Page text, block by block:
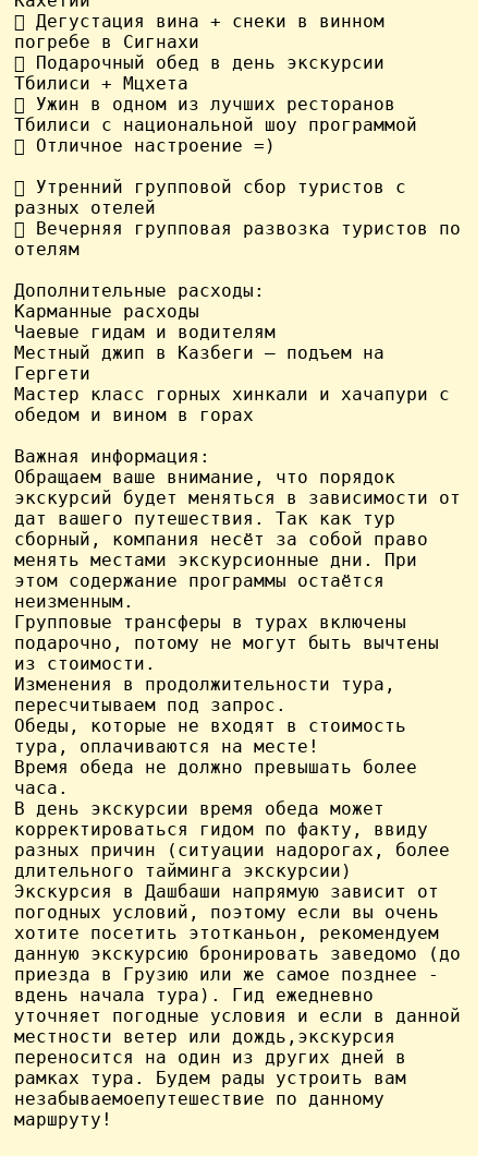
 Дегустация вина + снеки в винном
погребе в Сигнахи
 Подарочный обед в день экскурсии
Тбилиси + Мцхета
 Ужин в одном из лучших ресторанов
Тбилиси с национальной шоу программой
 Отличное настроение =)
 Утренний групповой сбор туристов с
разных отелей
 Вечерняя групповая развозка туристов по
отелям
Дополнительные расходы:
Карманные расходы
Чаевые гидам и водителям
Местный джип в Казбеги – подъем на
Гергети
Мастер класс горных хинкали и хачапури с
обедом и вином в горах
Важная информация:
Обращаем ваше внимание, что порядок
экскурсий будет меняться в зависимости от
дат вашего путешествия. Так как тур
сборный, компания несёт за собой право
менять местами экскурсионные дни. При
этом содержание программы остаётся
неизменным.
Групповые трансферы в турах включены
подарочно, потому не могут быть вычтены
из стоимости.
Изменения в продолжительности тура,
пересчитываем под запрос.
Обеды, которые не входят в стоимость
тура, оплачиваются на месте!
Время обеда не должно превышать более
часа.
В день экскурсии время обеда может
корректироваться гидом по факту, ввиду
разных причин (ситуации надорогах, более
длительного тайминга экскурсии)
Экскурсия в Дашбаши напрямую зависит от
погодных условий, поэтому если вы очень
хотите посетить этотканьон, рекомендуем
данную экскурсию бронировать заведомо (до
приезда в Грузию или же самое позднее -
вдень начала тура). Гид ежедневно
уточняет погодные условия и если в данной
местности ветер или дождь,экскурсия
переносится на один из других дней в
рамках тура. Будем рады устроить вам
незабываемоепутешествие по данному
маршруту!